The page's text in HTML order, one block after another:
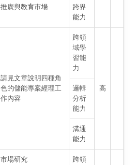
推廣與教育市場
跨界
能力
請見文章說明四種角
色的儲能專案經理工
作內容
跨領
域學
習能
力
高
邏輯
分析
能力
溝通
能力
市場研究
跨領